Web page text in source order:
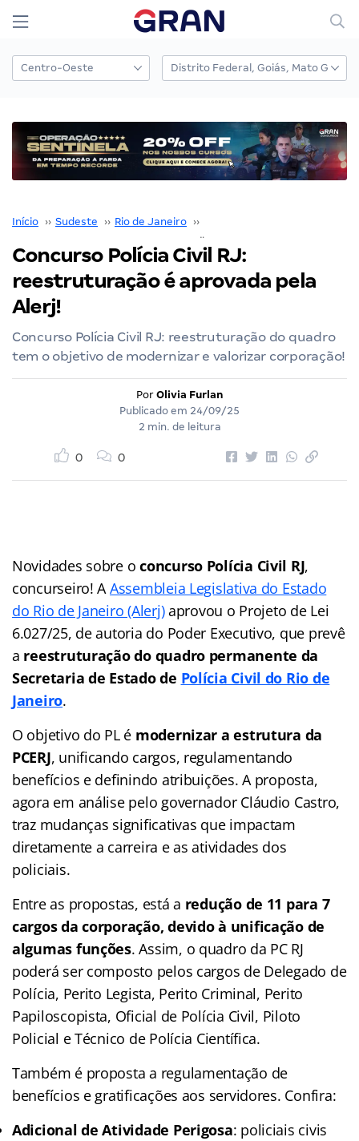
Início ›› Sudeste ›› Rio de Janeiro ››
Concurso Polícia Civil RJ:
reestruturação é aprovada pela
Alerj!
Concurso Polícia Civil RJ: reestruturação do quadro
tem o objetivo de modernizar e valorizar corporação!
Por Olivia Furlan
Publicado em 24/09/25
2 min. de leitura
0 0
Novidades sobre oconcurso Polícia Civil RJ,
concurseiro! AAssembleia Legislativa do Estado
do Rio de Janeiro (Alerj)aprovou o Projeto de Lei
6.027/25, de autoria do Poder Executivo, que prevê
a reestruturação do quadro permanente da
Secretaria de Estado de Polícia Civil do Rio de
Janeiro.
O objetivo do PL é modernizar a estrutura da
PCERJ, unificando cargos, regulamentando
benefícios e definindo atribuições. A proposta,
agora em análise pelo governador Cláudio Castro,
traz mudanças significativas que impactam
diretamente a carreira e as atividades dos
policiais.
Entre as propostas, está a redução de 11 para 7
cargos da corporação, devido à unificação de
algumas funções. Assim, o quadro da PC RJ
poderá ser composto pelos cargos de Delegado de
Polícia, Perito Legista, Perito Criminal, Perito
Papiloscopista, Oficial de Polícia Civil, Piloto
Policial e Técnico de Polícia Científica.
Também é proposta a regulamentação de
benefícios e gratificações aos servidores. Confira:
Adicional de Atividade Perigosa: policiais civis